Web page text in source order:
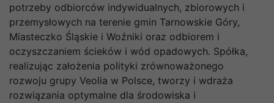
potrzeby odbiorców indywidualnych, zbiorowych i
przemysłowych na terenie gmin Tarnowskie Góry,
Miasteczko Śląskie i Woźniki oraz odbiorem i
oczyszczaniem ścieków i wód opadowych. Spółka,
realizując założenia polityki zrównoważonego
rozwoju grupy Veolia w Polsce, tworzy i wdraża
rozwiązania optymalne dla środowiska i